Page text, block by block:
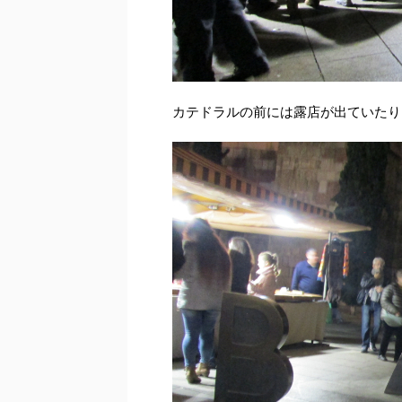
カテドラルの前には露店が出ていた